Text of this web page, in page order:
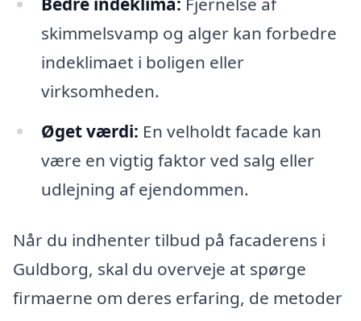
skimmelsvamp og alger kan forbedre
indeklimaet i boligen eller
virksomheden.
Øget værdi: En velholdt facade kan
være en vigtig faktor ved salg eller
udlejning af ejendommen.
Når du indhenter tilbud på facaderens i
Guldborg, skal du overveje at spørge
firmaerne om deres erfaring, de metoder